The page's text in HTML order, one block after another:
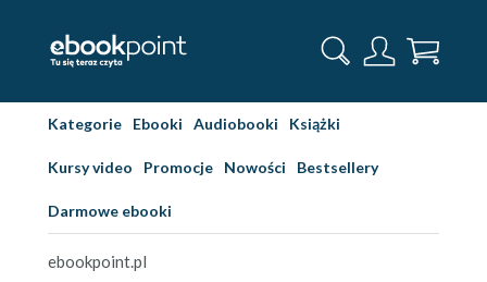
Kategorie Ebooki Audiobooki Książki
Kursy video Promocje Nowości Bestsellery
Darmowe ebooki
ebookpoint.pl